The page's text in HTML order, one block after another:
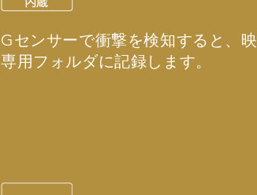
Gセンサーで衝撃を検知すると、
専用フォルダに記録します。